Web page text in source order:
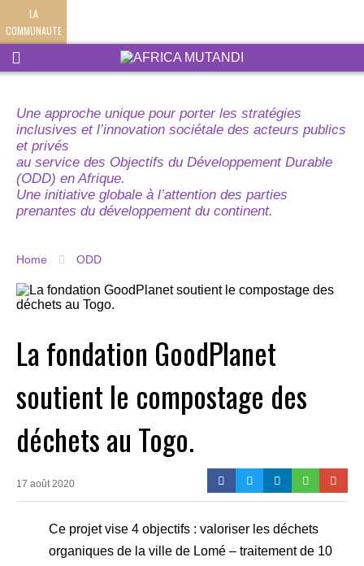
LA
COMMUNAUTE
Une approche unique pour porter les stratégies
inclusives et l’innovation sociétale des acteurs publics
et privés
au service des Objectifs du Développement Durable
(ODD) en Afrique.
Une initiative globale à l’attention des parties
prenantes du développement du continent.
Home ODD
La fondation GoodPlanet
soutient le compostage des
déchets au Togo.
17 août 2020
Ce projet vise 4 objectifs : valoriser les déchets
organiques de la ville de Lomé – traitement de 10